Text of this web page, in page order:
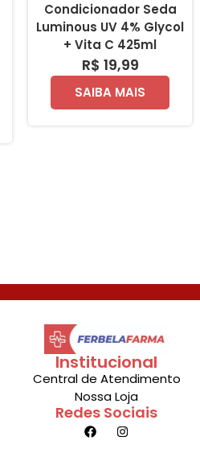
Condicionador Seda
Luminous UV 4% Glycol
+ Vita C 425ml
R$ 19,99
SAIBA MAIS
Institucional
Central de Atendimento
Nossa Loja
Redes Sociais